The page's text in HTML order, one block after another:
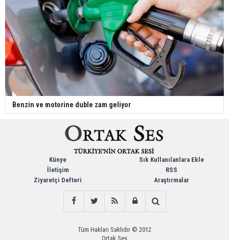
Benzin ve motorine duble zam geliyor
Künye
İletişim
Ziyaretçi Defteri
Sık Kullanılanlara Ekle
RSS
Araştırmalar
Tüm Hakları Saklıdır © 2012
Ortak Ses